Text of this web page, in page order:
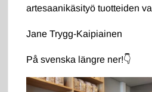
artesaanikäsityö tuotteiden
Jane Trygg-Kaipiainen
På svenska längre ner!👇